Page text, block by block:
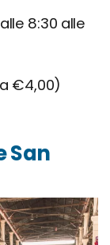
8:30 alle
€4,00)
San